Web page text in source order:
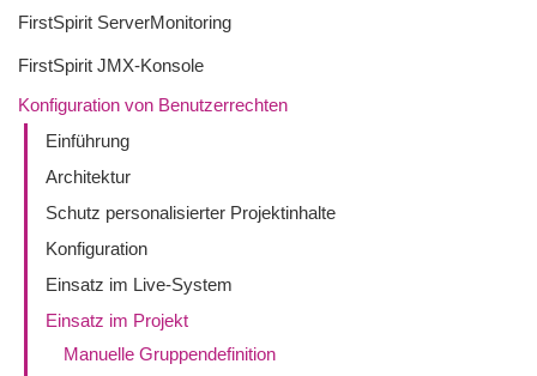
FirstSpirit ServerMonitoring
FirstSpirit JMX-Konsole
Konfiguration von Benutzerrechten
Einführung
Architektur
Schutz personalisierter Projektinhalte
Konfiguration
Einsatz im Live-System
Einsatz im Projekt
Manuelle Gruppendefinition